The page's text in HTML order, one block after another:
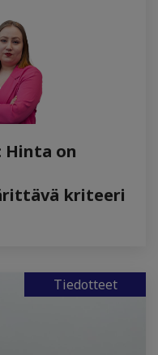
Hinta on
kriteeri
Tiedotteet